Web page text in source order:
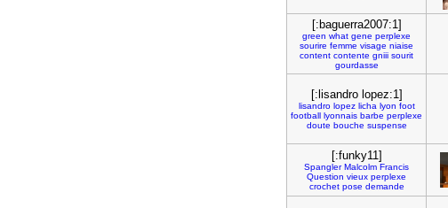
[:baguerra2007:1]
green what gene perplexe
sourire femme visage niaise
content contente gniii sourit
gourdasse
[:lisandro lopez:1]
lisandro lopez licha lyon foot
football lyonnais barbe perplexe
doute bouche suspense
[:funky11]
Spangler Malcolm Francis
Question vieux perplexe
crochet pose demande